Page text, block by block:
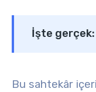
İşte gerçek:
Bu sahtekâr